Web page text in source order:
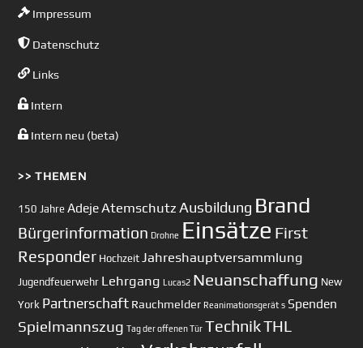
Impressum
Datenschutz
Links
Intern
Intern neu (beta)
>> THEMEN
150 Jahre AdejeAtemschutz Ausbildung Brand
Bürgerinformation Drohne Einsätze First
Responder Hochzeit Jahreshauptversammlung
Jugendfeuerwehr Lehrgang Lucas2 Neuanschaffung New
York Partnerschaft Rauchmelder Reanimationsgerät s Spenden
Spielmannszug Tag der offenen Tür TechnikTHL